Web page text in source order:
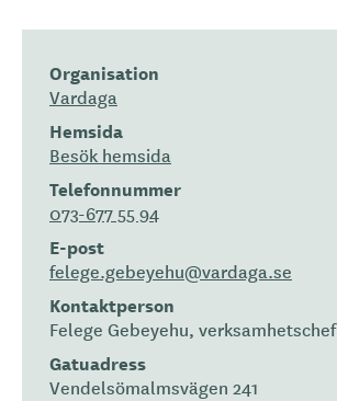
Organisation
Vardaga
Hemsida
Besök hemsida
Telefonnummer
073-677 55 94
E-post
felege.gebeyehu@vardaga.se
Kontaktperson
Felege Gebeyehu, verksamhetschef
Gatuadress
Vendelsömalmsvägen 241